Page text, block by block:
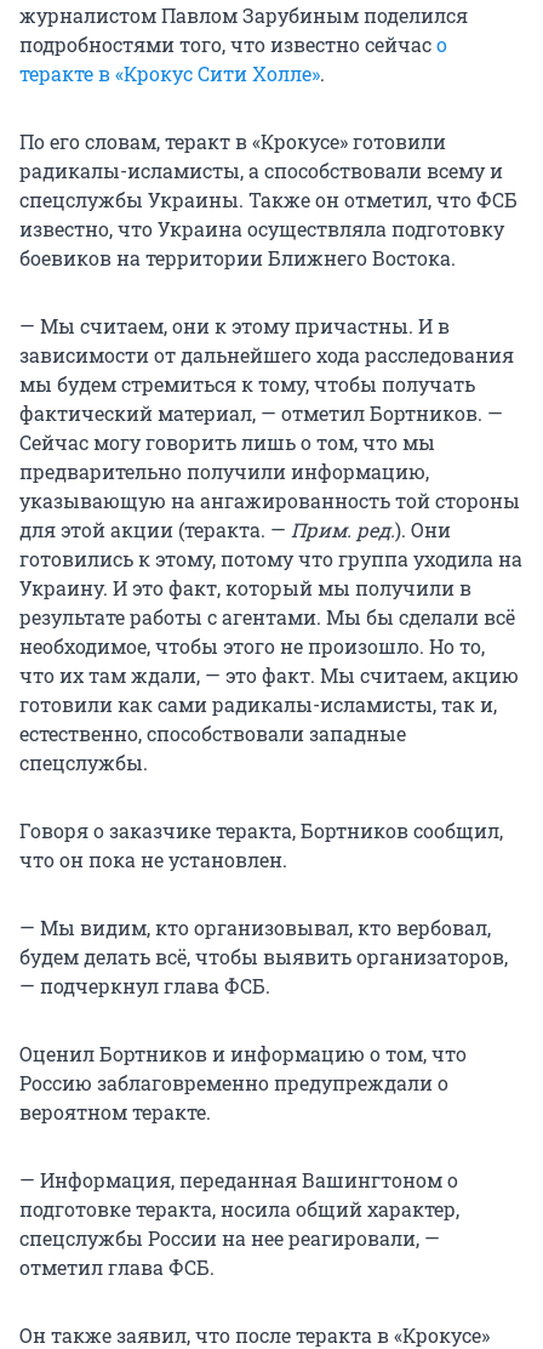
журналистом Павлом Зарубиным поделился
подробностями того, что известно сейчасо
теракте в «Крокус Сити Холле».
По его словам, теракт в «Крокусе» готовили
радикалы-исламисты, а способствовали всему и
спецслужбы Украины. Также он отметил, что ФСБ
известно, что Украина осуществляла подготовку
боевиков на территории Ближнего Востока.
— Мы считаем, они к этому причастны. И в
зависимости от дальнейшего хода расследования
мы будем стремиться к тому, чтобы получать
фактический материал, — отметил Бортников. —
Сейчас могу говорить лишь о том, что мы
предварительно получили информацию,
указывающую на ангажированность той стороны
для этой акции (теракта. — Прим. ред.). Они
готовились к этому, потому что группа уходила на
Украину. И это факт, который мы получили в
результате работы с агентами. Мы бы сделали всё
необходимое, чтобы этого не произошло. Но то,
что их там ждали, — это факт. Мы считаем, акцию
готовили как сами радикалы-исламисты, так и,
естественно, способствовали западные
спецслужбы.
Говоря о заказчике теракта, Бортников сообщил,
что он пока не установлен.
— Мы видим, кто организовывал, кто вербовал,
будем делать всё, чтобы выявить организаторов,
— подчеркнул глава ФСБ.
Оценил Бортников и информацию о том, что
Россию заблаговременно предупреждали о
вероятном теракте.
— Информация, переданная Вашингтоном о
подготовке теракта, носила общий характер,
спецслужбы России на нее реагировали, —
отметил глава ФСБ.
Он также заявил, что после теракта в «Крокусе»